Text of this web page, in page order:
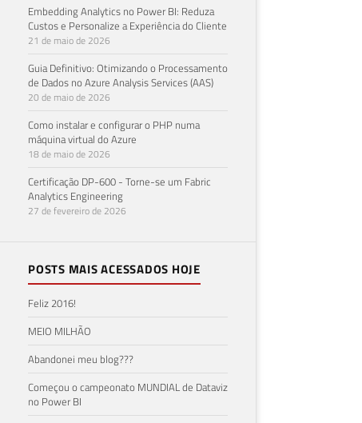
Embedding Analytics no Power BI: Reduza
Custos e Personalize a Experiência do Cliente
21 de maio de 2026
Guia Definitivo: Otimizando o Processamento
de Dados no Azure Analysis Services (AAS)
20 de maio de 2026
Como instalar e configurar o PHP numa
máquina virtual do Azure
18 de maio de 2026
Certificação DP-600 - Torne-se um Fabric
Analytics Engineering
27 de fevereiro de 2026
POSTS MAIS ACESSADOS HOJE
Feliz 2016!
MEIO MILHÃO
Abandonei meu blog???
Começou o campeonato MUNDIAL de Dataviz
no Power BI